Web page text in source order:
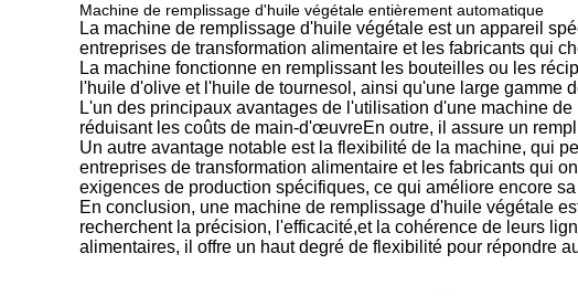
Machine de remplissage d'huile végétale entièrement automatique
La machine de remplissage d'huile végétale est un appareil
entreprises de transformation alimentaire et les fabricants qui
La machine fonctionne en remplissant les bouteilles ou les
l'huile d'olive et l'huile de tournesol, ainsi qu'une large gamme
L'un des principaux avantages de l'utilisation d'une machine
réduisant les coûts de main-d'œuvreEn outre, il assure un
Un autre avantage notable est la flexibilité de la machine, qui
entreprises de transformation alimentaire et les fabricants qui
exigences de production spécifiques, ce qui améliore encore
En conclusion, une machine de remplissage d'huile végétale
recherchent la précision, l'efficacité,et la cohérence de leurs
alimentaires, il offre un haut degré de flexibilité pour répondre